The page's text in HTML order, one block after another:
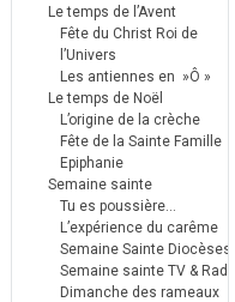
Le temps de l’Avent
Fête du Christ Roi de
l’Univers
Les antiennes en »Ô »
Le temps de Noël
L’origine de la crèche
Fête de la Sainte Famille
Epiphanie
Semaine sainte
Tu es poussière…
L’expérience du carême
Semaine Sainte Diocèses
Semaine sainte TV & Radio
Dimanche des rameaux